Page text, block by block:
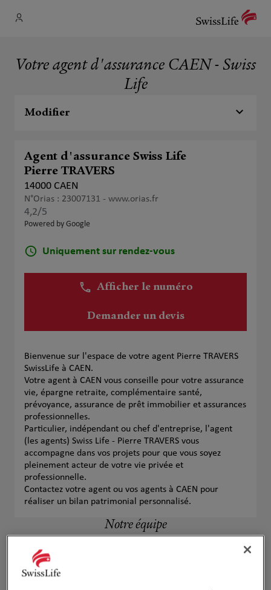
Votre agent d'assurance CAEN - Swiss
Life
Modifier
Agent d'assurance Swiss Life
Pierre TRAVERS
14000 CAEN
N°Orias : 23007131 - www.orias.fr
4,2/5
Powered by Google
Uniquement sur rendez-vous
Afficher le numéro
Demander un devis
Bienvenue sur l'espace de votre agent Pierre TRAVERS
SwissLife à CAEN.
Votre agent à CAEN vous conseille pour votre assurance
vie, épargne retraite, complémentaire santé,
prévoyance, assurance de prêt immobilier et assurances
professionnelles.
Particulier, indépendant ou chef d'entreprise, l'agent
(les agents) Swiss Life - Pierre TRAVERS vous
accompagne dans vos projets pour que vous soyez
pleinement acteur de votre vie privée et
professionnelle.
Contactez votre agent ou vos agents à CAEN pour
réaliser un bilan patrimonial personnalisé.
Notre équipe